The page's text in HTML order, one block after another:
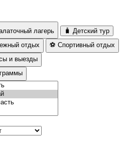
лагерь
🧳 Детский тур
отдых
⚽ Спортивный отдых
и выезды